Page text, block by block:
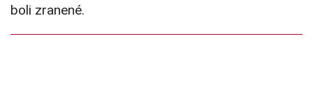
boli zranené.